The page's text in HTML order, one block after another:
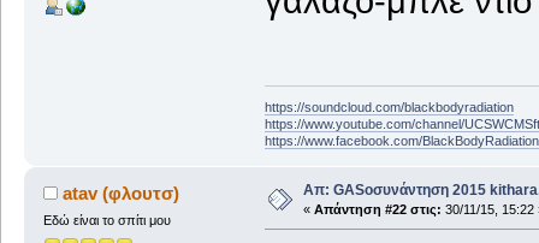
https://soundcloud.com/blackbodyradiation
https://www.youtube.com/channel/
https://www.facebook.com/
atav (φλουτσ)
Εδώ είναι το σπίτι μου
Απ: GASοσυνάντηση 2015
« Απάντηση #22 στις: 30/11/15, 15:22